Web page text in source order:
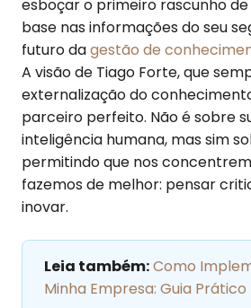
esboçar o primeiro rascunho
base nas informações do seu
futuro dagestão de
A visão de Tiago Forte, que
externalização do
parceiro perfeito. Não é sobre
inteligência humana, mas sim
permitindo que nos
fazemos de melhor: pensar
inovar.
Leia também:Como
Minha Empresa: Guia Prático